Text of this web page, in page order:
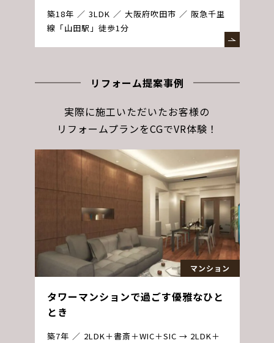
築18年 3LDK 大阪府吹田市
阪急千里
線「山田駅」徒歩1分
リフォーム提案事例
実際に施工いただいたお客様の
リフォームプランをCGでVR体験！
マンション
タワーマンションで過ごす優雅なひと
とき
築7年
2LDK＋書斎＋WIC＋SIC → 2LDK＋